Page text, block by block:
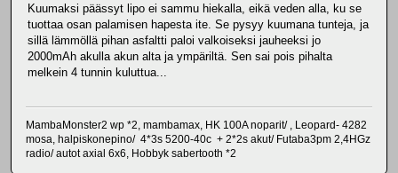
Kuumaksi päässyt lipo ei sammu hiekalla, eikä veden alla, ku se
tuottaa osan palamisen hapesta ite. Se pysyy kuumana tunteja, ja
sillä lämmöllä pihan asfaltti paloi valkoiseksi jauheeksi jo
2000mAh akulla akun alta ja ympäriltä. Sen sai pois pihalta
melkein 4 tunnin kuluttua...
MambaMonster2 wp *2, mambamax, HK 100A noparit/ , Leopard- 4282
mosa, halpiskonepino/ 4*3s 5200-40c + 2*2s akut/ Futaba3pm 2,4HGz
radio/ autot axial 6x6, Hobbyk sabertooth *2